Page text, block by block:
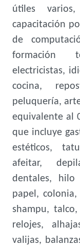
útiles
capacitación
de
formación
electricistas,
cocina,
peluquería,
equivalente al
que incluye
estéticos,
afeitar,
dentales, hilo
papel, colonia,
shampu,
relojes,
valijas,